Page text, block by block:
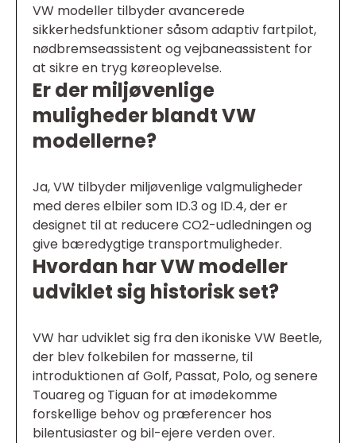
VW modeller tilbyder avancerede
sikkerhedsfunktioner såsom adaptiv fartpilot,
nødbremseassistent og vejbaneassistent for
at sikre en tryg køreoplevelse.
Er der miljøvenlige
muligheder blandt VW
modellerne?
Ja, VW tilbyder miljøvenlige valgmuligheder
med deres elbiler som ID.3 og ID.4, der er
designet til at reducere CO2-udledningen og
give bæredygtige transportmuligheder.
Hvordan har VW modeller
udviklet sig historisk set?
VW har udviklet sig fra den ikoniske VW Beetle,
der blev folkebilen for masserne, til
introduktionen af Golf, Passat, Polo, og senere
Touareg og Tiguan for at imødekomme
forskellige behov og præferencer hos
bilentusiaster og bil-ejere verden over.